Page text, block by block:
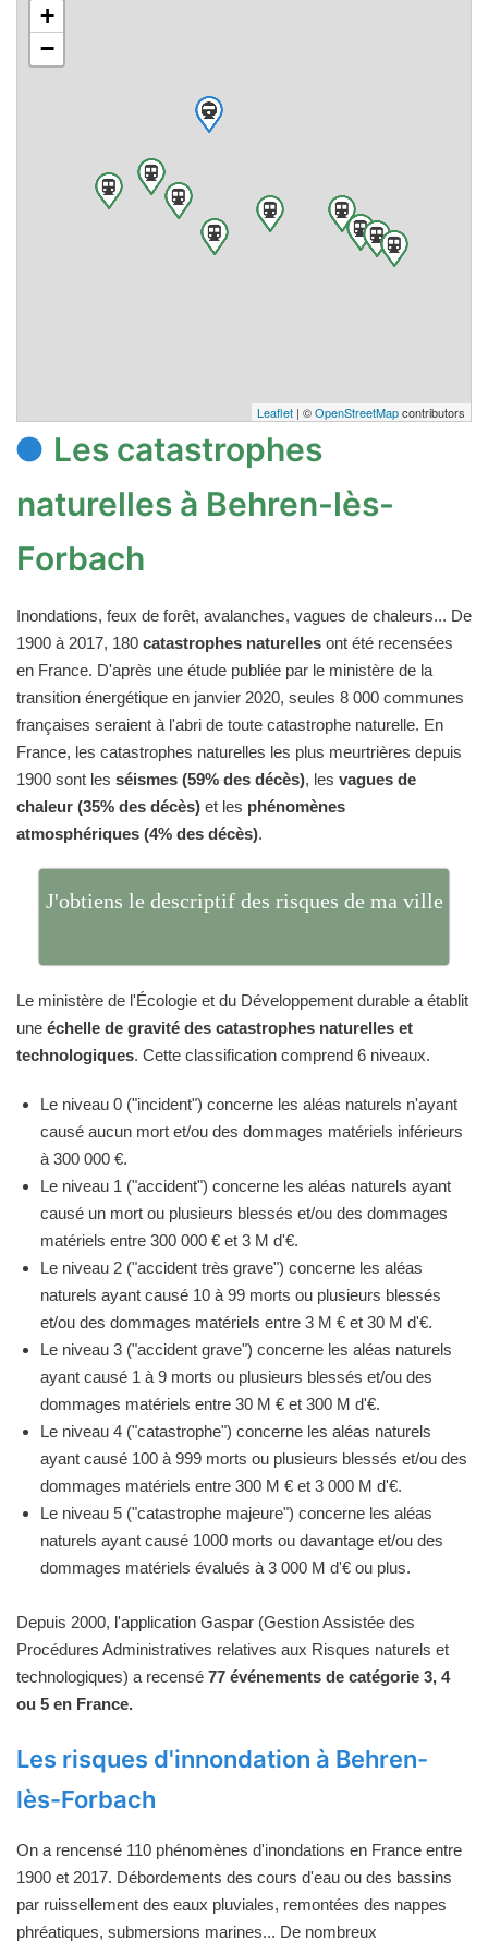
+
−
Leaflet | ©OpenStreetMapcontributors
Les catastrophes
naturelles à Behren-lès-
Forbach
Inondations, feux de forêt, avalanches, vagues de chaleurs... De
1900 à 2017, 180 catastrophes naturelles ont été recensées
en France. D'après une étude publiée par le ministère de la
transition énergétique en janvier 2020, seules 8 000 communes
françaises seraient à l'abri de toute catastrophe naturelle. En
France, les catastrophes naturelles les plus meurtrières depuis
1900 sont les séismes (59% des décès), les vagues de
chaleur (35% des décès) et les phénomènes
atmosphériques (4% des décès).
J'obtiens le descriptif des risques de ma ville
Le ministère de l'Écologie et du Développement durable a établit
une échelle de gravité des catastrophes naturelles et
technologiques. Cette classification comprend 6 niveaux.
Le niveau 0 ("incident") concerne les aléas naturels n'ayant
causé aucun mort et/ou des dommages matériels inférieurs
à 300 000 €.
Le niveau 1 ("accident") concerne les aléas naturels ayant
causé un mort ou plusieurs blessés et/ou des dommages
matériels entre 300 000 € et 3 M d'€.
Le niveau 2 ("accident très grave") concerne les aléas
naturels ayant causé 10 à 99 morts ou plusieurs blessés
et/ou des dommages matériels entre 3 M € et 30 M d'€.
Le niveau 3 ("accident grave") concerne les aléas naturels
ayant causé 1 à 9 morts ou plusieurs blessés et/ou des
dommages matériels entre 30 M € et 300 M d'€.
Le niveau 4 ("catastrophe") concerne les aléas naturels
ayant causé 100 à 999 morts ou plusieurs blessés et/ou des
dommages matériels entre 300 M € et 3 000 M d'€.
Le niveau 5 ("catastrophe majeure") concerne les aléas
naturels ayant causé 1000 morts ou davantage et/ou des
dommages matériels évalués à 3 000 M d'€ ou plus.
Depuis 2000, l'application Gaspar (Gestion Assistée des
Procédures Administratives relatives aux Risques naturels et
technologiques) a recensé 77 événements de catégorie 3, 4
ou 5 en France.
Les risques d'innondation à Behren-
lès-Forbach
On a rencensé 110 phénomènes d'inondations en France entre
1900 et 2017. Débordements des cours d'eau ou des bassins
par ruissellement des eaux pluviales, remontées des nappes
phréatiques, submersions marines... De nombreux